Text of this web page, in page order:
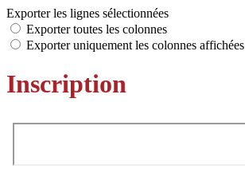
Exporter les lignes sélectionnées
Exporter toutes les colonnes
Exporter uniquement les colonnes affichées
Inscription